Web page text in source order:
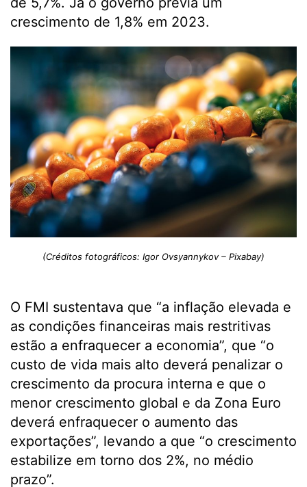
crescimento de 1,8% em 2023.
(Créditos fotográficos: Igor Ovsyannykov – Pixabay)
O FMI sustentava que “a inflação elevada e
as condições financeiras mais restritivas
estão a enfraquecer a economia”, que “o
custo de vida mais alto deverá penalizar o
crescimento da procura interna e que o
menor crescimento global e da Zona Euro
deverá enfraquecer o aumento das
exportações”, levando a que “o crescimento
estabilize em torno dos 2%, no médio
prazo”.